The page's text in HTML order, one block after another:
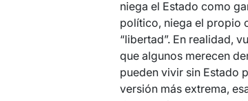
niega el Estado como
político, niega el propio
“libertad”. En realidad,
que algunos merecen
pueden vivir sin Estado
versión más extrema,